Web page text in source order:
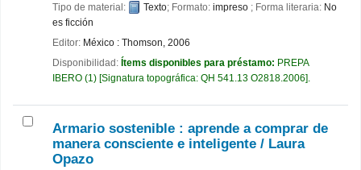
Tipo de material:
Texto; Formato: impreso ; Forma literaria: No
es ficción
Editor: México : Thomson, 2006
Disponibilidad: Ítems disponibles para préstamo: PREPA
IBERO (1) Signatura topográfica: QH 541.13 O2818.2006 .
Armario sostenible : aprende a comprar de
manera consciente e inteligente / Laura
Opazo